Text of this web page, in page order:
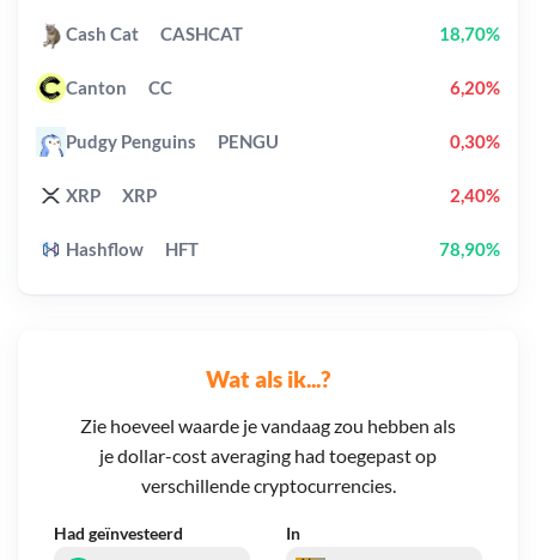
Wat als ik...?
Zie hoeveel waarde je vandaag zou hebben als
je dollar-cost averaging had toegepast op
verschillende cryptocurrencies.
Had geïnvesteerd In
Cash Cat CASHCAT 18,70%
Canton CC 6,20%
Pudgy Penguins PENGU 0,30%
XRP XRP 2,40%
Hashflow HFT 78,90%